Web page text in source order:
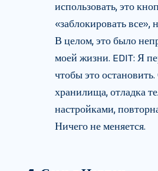
использовать, это
«заблокировать все»,
В целом, это было
моей жизни. EDIT: Я
чтобы это
хранилища, отладка
настройками,
Ничего не меняется.